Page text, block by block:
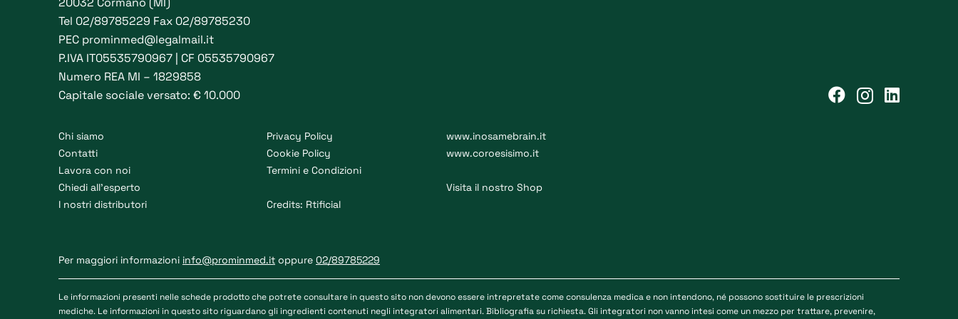
Tel 02/89785229 Fax 02/89785230
PEC prominmed@legalmail.it
P.IVA IT05535790967 | CF 05535790967
Numero REA MI – 1829858
Capitale sociale versato: € 10.000
Chi siamo
Contatti
Lavora con noi
Chiedi all’esperto
I nostri distributori
Privacy Policy
Cookie Policy
Termini e Condizioni
Credits: Rtificial
www.inosamebrain.it
www.coroesisimo.it
Visita il nostro Shop
Per maggiori informazioni info@prominmed.it oppure 02/89785229
Le informazioni presenti nelle schede prodotto che potrete consultare in questo sito non devono essere intrepretate come consulenza medica e non intendono, né possono sostituire le prescrizioni
mediche. Le informazioni in questo sito riguardano gli ingredienti contenuti negli integratori alimentari. Bibliografia su richiesta. Gli integratori non vanno intesi come un mezzo per trattare, prevenire,